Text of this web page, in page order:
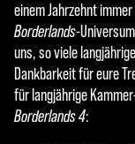
einem Jahrzehnt
Borderlands-
uns, so viele
Dankbarkeit für eure
für langjährige
Borderlands 4: